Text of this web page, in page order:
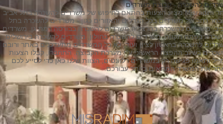
להשכרה - קבוצת משרדים
אתר Misradim מציע הצעות בהתאם לחיפוש של משרדים להשכרה בתל אביב
רחב של משרדים בכל הגדלים והאזורים כגון - משרדים להשכרה בתל
משרדים להשכרה בהרצליה,משרדים להשכרה בבורסה רמת גן, משרדים
בפתח תקווה, משרדים להשכרה בחולון, משרדים להשכרה בירושלים,
להשכרה בראשון לציון ועוד, לא כל המשרדים מתעדכנים באתר ורובם
בשלב ההפצה הראשוני ע"י מערכת הקבוצה. התחברו, קבלו הצעות
ותאמו פגישה רק במשרדים רלוונטים, הצוות שלנו כאן כדי לסייע לכם
את המשרד המתאים ביותר עבורכם.